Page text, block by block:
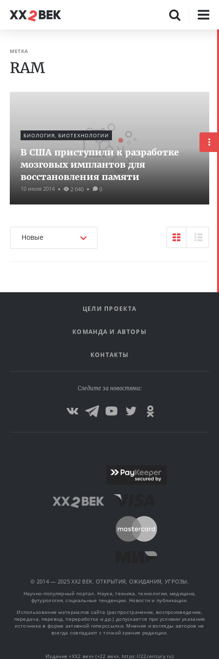
МЕТКА
RAM
БИОЛОГИЯ, БИОТЕХНОЛОГИИ
В США приступили к разработке
мозговых имплантов для
восстановления памяти
10 июля 2014 2 040 0
Новые
ЦЕЛИ ПРОЕКТА
КОМАНДА И АВТОРЫ
КОНТАКТЫ
Следите за новостями:
© 2014 — 2025 XX2 ВЕК. ОТКРЫТИЯ, ОЖИДАНИЯ, УГРОЗЫ.
Научно-популярный портал. Наука, техника, технологии, медицина,
футурология, социальные тенденции. Новости и публикации.
Использование материалов сайта (распространение, воспроизведение,
передача, перевод, переработка и др.) допускается при условии указания
источника в форме активной гиперссылки. Мнения и взгляды авторов не
всегда совпадают с точкой зрения редакции.
Издание «XX2 век» («22 век», https://22century.ru)